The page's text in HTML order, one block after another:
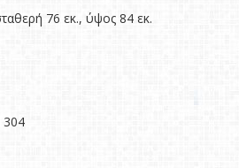
76 εκ., ύψος 84 εκ.
304